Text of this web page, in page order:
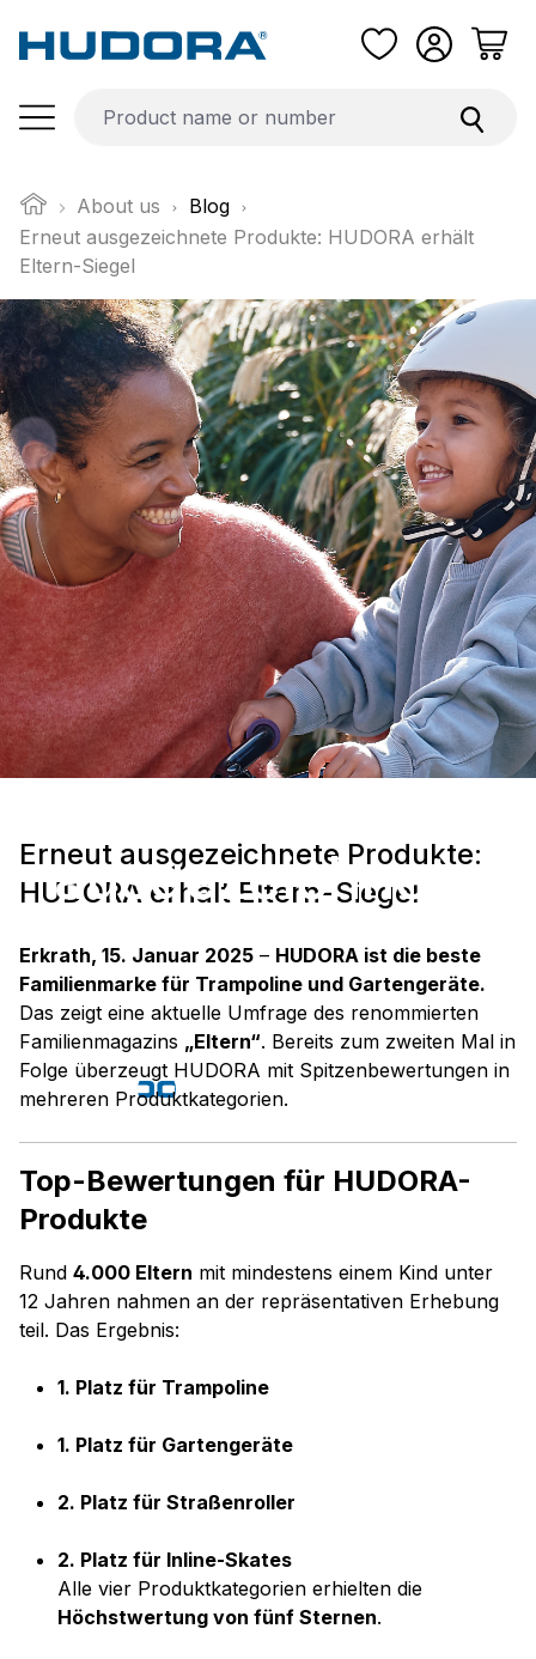
Skip to main content
About us
Blog
Erneut ausgezeichnete Produkte: HUDORA erhält
Eltern-Siegel
ausgezeichnete
Produkte: HUDORA
erhält Eltern-Siegel
Presse 06. Aug 2026
Erneut ausgezeichnete Produkte:
HUDORA erhält Eltern-Siegel
Erkrath, 15. Januar 2025 – HUDORA ist die beste
Familienmarke für Trampoline und Gartengeräte.
Das zeigt eine aktuelle Umfrage des renommierten
Familienmagazins „Eltern“. Bereits zum zweiten Mal in
Folge überzeugt HUDORA mit Spitzenbewertungen in
mehreren Produktkategorien.
Top-Bewertungen für HUDORA-
Produkte
Rund 4.000 Eltern mit mindestens einem Kind unter
12 Jahren nahmen an der repräsentativen Erhebung
teil. Das Ergebnis:
1. Platz für Trampoline
1. Platz für Gartengeräte
2. Platz für Straßenroller
2. Platz für Inline-Skates
Alle vier Produktkategorien erhielten die
Höchstwertung von fünf Sternen.